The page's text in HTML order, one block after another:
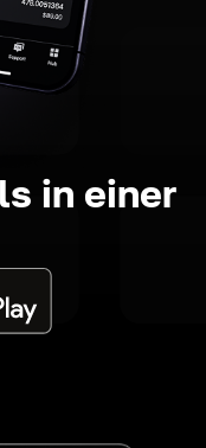
in einer